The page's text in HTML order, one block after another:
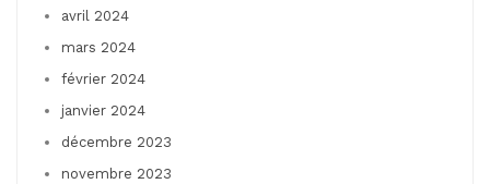
avril 2024
mars 2024
février 2024
janvier 2024
décembre 2023
novembre 2023